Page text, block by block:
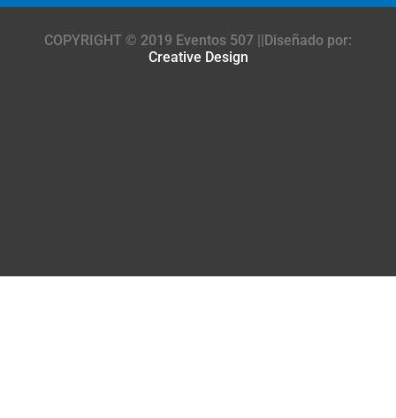
COPYRIGHT © 2019 Eventos 507 ||Diseñado por:
Creative Design